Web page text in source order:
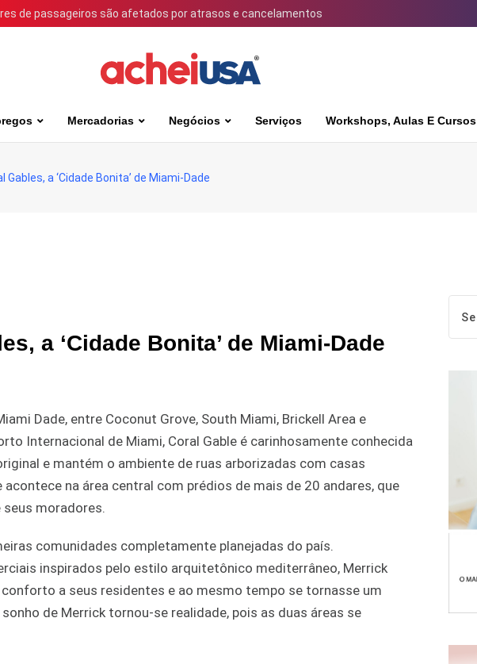
de passageiros são afetados por atrasos e cancelamentos
Mercadorias Negócios Serviços Workshops, Aulas E Cursos
a ‘Cidade Bonita’ de Miami-Dade
a ‘Cidade Bonita’ de Miami-Dade
Dade, entre Coconut Grove, South Miami, Brickell Area e
Internacional de Miami, Coral Gable é carinhosamente conhecida
e mantém o ambiente de ruas arborizadas com casas
na área central com prédios de mais de 20 andares, que
moradores.
comunidades completamente planejadas do país.
inspirados pelo estilo arquitetônico mediterrâneo, Merrick
a seus residentes e ao mesmo tempo se tornasse um
de Merrick tornou-se realidade, pois as duas áreas se